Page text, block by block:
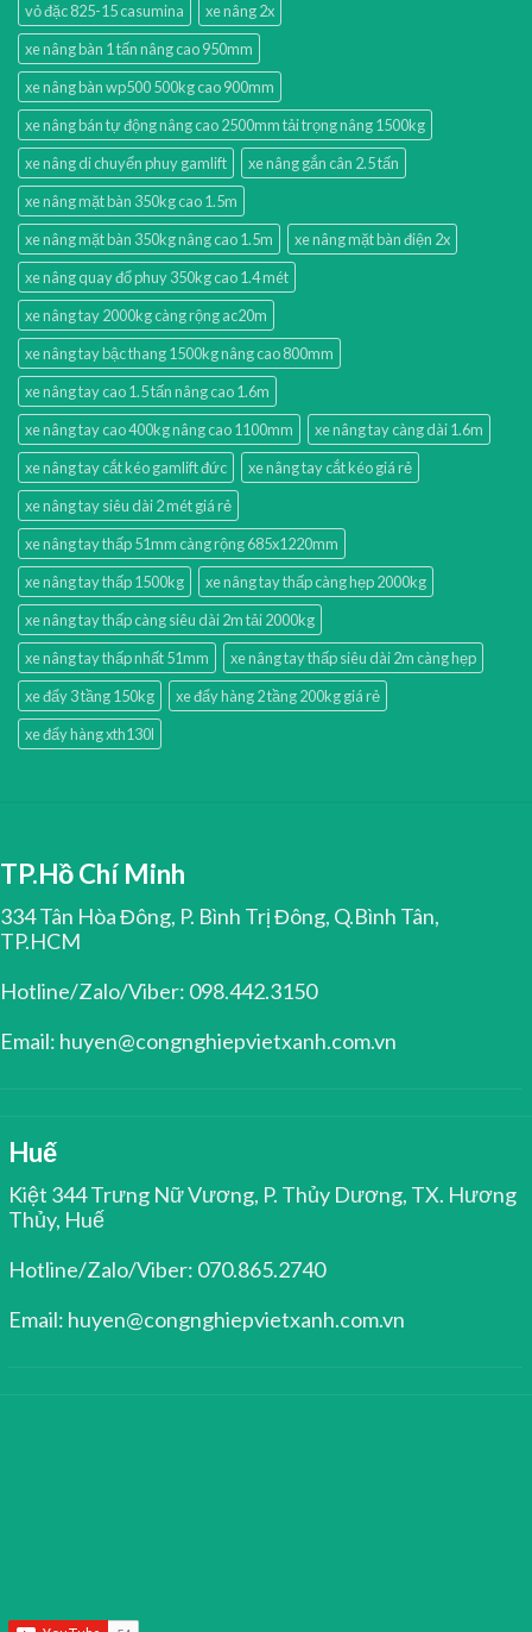
vỏ đặc 825-15 casumina
xe nâng 2x
xe nâng bàn 1 tấn nâng cao 950mm
xe nâng bàn wp500 500kg cao 900mm
xe nâng bán tự động nâng cao 2500mm tải trọng nâng 1500kg
xe nâng di chuyển phuy gamlift
xe nâng gắn cân 2.5 tấn
xe nâng mặt bàn 350kg cao 1.5m
xe nâng mặt bàn 350kg nâng cao 1.5m
xe nâng mặt bàn điện 2x
xe nâng quay đổ phuy 350kg cao 1.4 mét
xe nâng tay 2000kg càng rộng ac20m
xe nâng tay bậc thang 1500kg nâng cao 800mm
xe nâng tay cao 1.5 tấn nâng cao 1.6m
xe nâng tay cao 400kg nâng cao 1100mm
xe nâng tay càng dài 1.6m
xe nâng tay cắt kéo gamlift đức
xe nâng tay cắt kéo giá rẻ
xe nâng tay siêu dài 2 mét giá rẻ
xe nâng tay thấp 51mm càng rộng 685x1220mm
xe nâng tay thấp 1500kg
xe nâng tay thấp càng hẹp 2000kg
xe nâng tay thấp càng siêu dài 2m tải 2000kg
xe nâng tay thấp nhất 51mm
xe nâng tay thấp siêu dài 2m càng hẹp
xe đẩy 3 tầng 150kg
xe đẩy hàng 2 tầng 200kg giá rẻ
xe đẩy hàng xth130l
TP.Hồ Chí Minh
334 Tân Hòa Đông, P. Bình Trị Đông, Q.Bình Tân,
TP.HCM
Hotline/Zalo/Viber: 098.442.3150
Email: huyen@congnghiepvietxanh.com.vn
Huế
Kiệt 344 Trưng Nữ Vương, P. Thủy Dương, TX. Hương
Thủy, Huế
Hotline/Zalo/Viber: 070.865.2740
Email: huyen@congnghiepvietxanh.com.vn